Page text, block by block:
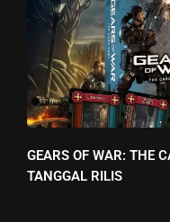
GEARS OF WAR: THE
TANGGAL RILIS